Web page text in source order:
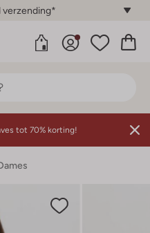
verzending*
tot 70% korting!